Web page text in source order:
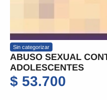
Sin categorizar
ABUSO SEXUAL
ADOLESCENTES
$ 53.700